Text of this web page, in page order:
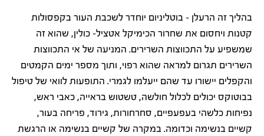
בהליך זה הרעלן – בוטליניום יוחדר לשכבת העור בקפסולות
קטנות ויחסום את שחרור הכימיקל אטציל- כולין, שהוא זה
שמשפיע על התכווצות השרירים. המניעה של אי התכווצות
השרירים תגרום למראה שהוא רפוי, ותוך מספר ימים הקמטים
והקפלים יישורו עד שהם ייעלמו לגמרי. התופעות לוואי של טיפול
בבוטוקס יכולים לכלול חולשה, טשטוש בראייה, כאבי ראש,
נפיחות כלשהי בעפעפיים, סחרחורות, גירוד, פריחה בעור,
קשיים בנשימה וכדומה. במקרה של קשיים בנשימה או הרגשת